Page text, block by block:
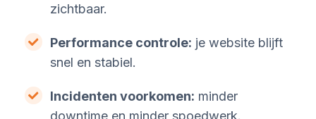
zichtbaar.
Performance controle: je website blijft
snel en stabiel.
Incidenten voorkomen: minder
downtime en minder spoedwerk.